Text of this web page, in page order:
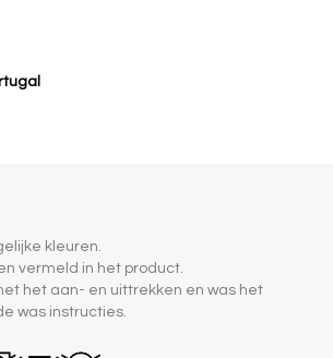
kleuren.
vermeld in het product.
het aan- en uittrekken en was het
was instructies.